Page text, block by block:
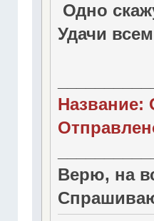
Одно
Удачи
Верю, на